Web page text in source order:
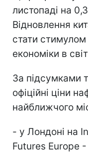
листопаді на
Відновлення
стати
економіки в
За підсумками
офіційні ціни
найближчого
- у Лондоні на
Futures Europe